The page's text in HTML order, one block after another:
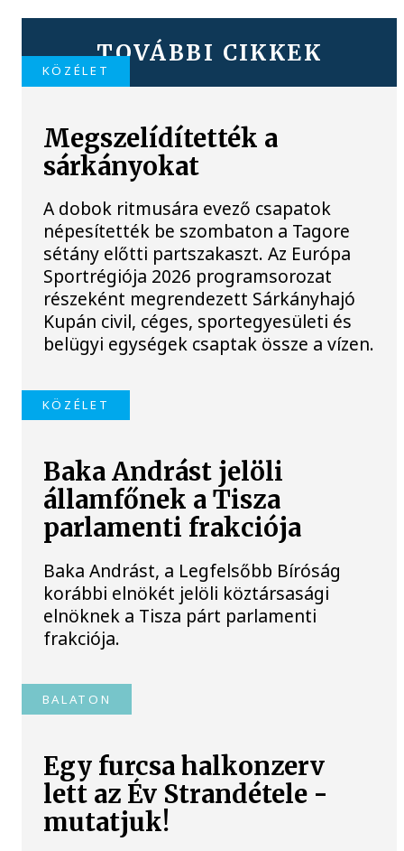
TOVÁBBI CIKKEK
KÖZÉLET
Megszelídítették a
sárkányokat
A dobok ritmusára evező csapatok
népesítették be szombaton a Tagore
sétány előtti partszakaszt. Az Európa
Sportrégiója 2026 programsorozat
részeként megrendezett Sárkányhajó
Kupán civil, céges, sportegyesületi és
belügyi egységek csaptak össze a vízen.
KÖZÉLET
Baka Andrást jelöli
államfőnek a Tisza
parlamenti frakciója
Baka Andrást, a Legfelsőbb Bíróság
korábbi elnökét jelöli köztársasági
elnöknek a Tisza párt parlamenti
frakciója.
BALATON
Egy furcsa halkonzerv
lett az Év Strandétele -
mutatjuk!